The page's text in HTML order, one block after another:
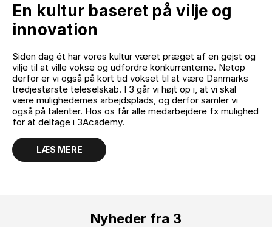
En kultur baseret på vilje og
innovation
Siden dag ét har vores kultur været præget af en gejst og
vilje til at ville vokse og udfordre konkurrenterne. Netop
derfor er vi også på kort tid vokset til at være Danmarks
tredjestørste teleselskab. I 3 går vi højt op i, at vi skal
være mulighedernes arbejdsplads, og derfor samler vi
også på talenter. Hos os får alle medarbejdere fx mulighed
for at deltage i 3Academy.
LÆS MERE
Nyheder fra 3